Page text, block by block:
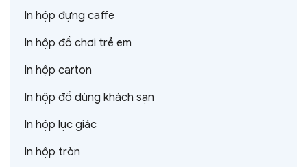
In hộp đựng caffe
In hộp đồ chơi trẻ em
In hộp carton
In hộp đồ dùng khách sạn
In hộp lục giác
In hộp tròn